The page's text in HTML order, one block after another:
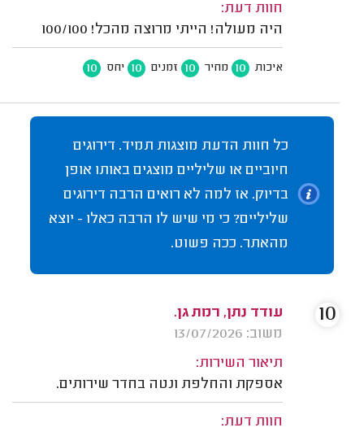
חוות דעת:
היה מעולה! הייתי מרוצה מהכל! 100/100
איכות 10 מחיר 10 זמנים 10 יחס 10
כל חוות הדעת מוצגות תמיד. דירוגים
חיוביים או שליליים מוצגים באותו אופן
בדיוק. אז למה לא רואים הרבה דירוגים
שליליים? כי מי שיש לו הרבה כאלו - יוצא
מהאתר. ככה פשוט.
עודד נתן, רמת גן.
משוב: 13/07/2026
תיאור השירות:
אספקת והחלפת ונטה בחדר שירותים.
חוות דעת:
10